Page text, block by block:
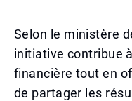
Selon le ministère
initiative contribue
financière tout en
de partager les